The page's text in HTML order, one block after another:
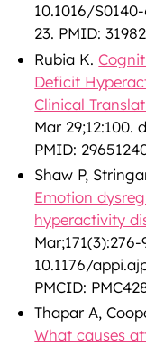
10.1016/
23. PMID:
Rubia K.
Deficit
Clinical
Mar 29;12:100.
PMID:
Shaw P,
Emotion
hyperactivity
Mar;171(3):276-
10.1176/
PMCID:
Thapar A,
What causes